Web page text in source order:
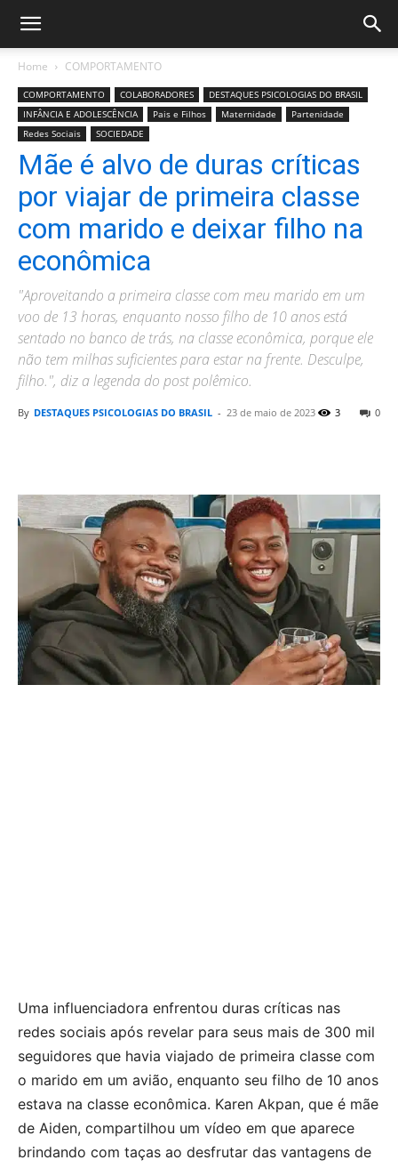
Home COMPORTAMENTO
COMPORTAMENTO COLABORADORES
DESTAQUES PSICOLOGIAS DO BRASIL
INFÂNCIA E ADOLESCÊNCIA
Pais e Filhos Maternidade
Partenidade
Redes Sociais
SOCIEDADE
Mãe é alvo de duras críticas
por viajar de primeira classe
com marido e deixar filho na
econômica
"Aproveitando a primeira classe com meu marido em um
voo de 13 horas, enquanto nosso filho de 10 anos está
sentado no banco de trás, na classe econômica, porque ele
não tem milhas suficientes para estar na frente. Desculpe,
filho.", diz a legenda do post polêmico.
By DESTAQUES PSICOLOGIAS DO BRASIL - 23 de maio de 2023 0
3
Uma influenciadora enfrentou duras críticas nas
redes sociais após revelar para seus mais de 300 mil
seguidores que havia viajado de primeira classe com
o marido em um avião, enquanto seu filho de 10 anos
estava na classe econômica. Karen Akpan, que é mãe
de Aiden, compartilhou um vídeo em que aparece
brindando com taças ao desfrutar das vantagens de